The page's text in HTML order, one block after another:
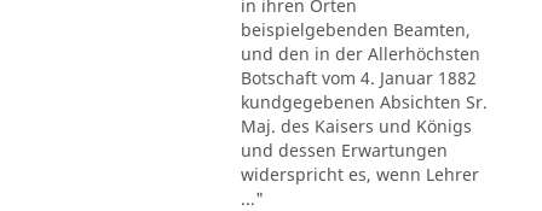
in ihren Orten
beispielgebenden Beamten,
und den in der Allerhöchsten
Botschaft vom 4. Januar 1882
kundgegebenen Absichten Sr.
Maj. des Kaisers und Königs
und dessen Erwartungen
widerspricht es, wenn Lehrer
..."